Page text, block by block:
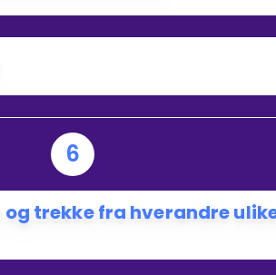
6
og trekke fra hverandre